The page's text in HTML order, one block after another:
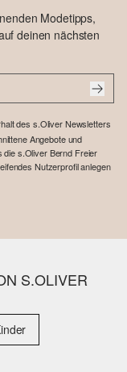
Modetipps,
deinen nächsten
des s.Oliver Newsletters
Angebote und
die s.Oliver Bernd Freier
Nutzerprofil anlegen
S.OLIVER